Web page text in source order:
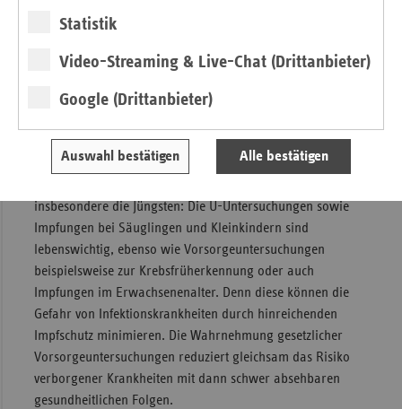
Statistik
Video-Streaming & Live-Chat (Drittanbieter)
Google (Drittanbieter)
Auswahl bestätigen Alle bestätigen
derzeitigen Situation weiterhin wahrnehmen. Aus Angst
vor einer möglichen Ansteckung mit dem Corona-Virus
vermieden. Die Sorge vor einer Infektion mit dem COVID-
resultiert, dass oftmals auch wichtige
Vorsorgeuntersuchungen oder Impfungen aufgeschoben
insbesondere die Jüngsten: Die U-Untersuchungen sowie
Impfungen bei Säuglingen und Kleinkindern sind
lebenswichtig, ebenso wie Vorsorgeuntersuchungen
beispielsweise zur Krebsfrüherkennung oder auch
Impfungen im Erwachsenenalter. Denn diese können die
Gefahr von Infektionskrankheiten durch hinreichenden
Impfschutz minimieren. Die Wahrnehmung gesetzlicher
Vorsorgeuntersuchungen reduziert gleichsam das Risiko
verborgener Krankheiten mit dann schwer absehbaren
gesundheitlichen Folgen.